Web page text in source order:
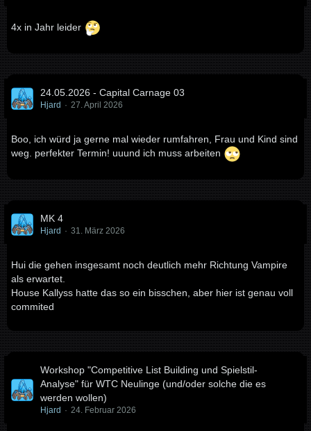
4x in Jahr leider
24.05.2026 - Capital Carnage 03
Hjard 27. April 2026
Boo, ich würd ja gerne mal wieder rumfahren, Frau und Kind sind
weg. perfekter Termin! uuund ich muss arbeiten
MK 4
Hjard 31. März 2026
Hui die gehen insgesamt noch deutlich mehr Richtung Vampire
als erwartet.
House Kallyss hatte das so ein bisschen, aber hier ist genau voll
commited
Workshop "Competitive List Building und Spielstil-
Analyse" für WTC Neulinge (und/oder solche die es
werden wollen)
Hjard 24. Februar 2026